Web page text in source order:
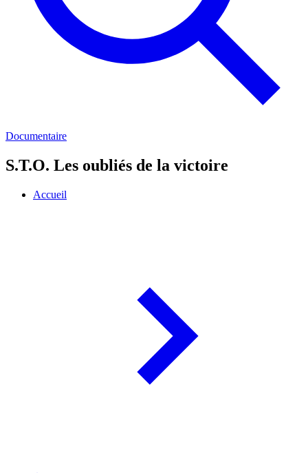
Documentaire
S.T.O. Les oubliés de la victoire
Accueil